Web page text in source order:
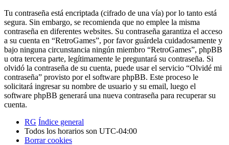
Tu contraseña está encriptada (cifrado de una vía) por lo tanto está
segura. Sin embargo, se recomienda que no emplee la misma
contraseña en diferentes websites. Su contraseña garantiza el acceso
a su cuenta en “RetroGames”, por favor guárdela cuidadosamente y
bajo ninguna circunstancia ningún miembro “RetroGames”, phpBB
u otra tercera parte, legítimamente le preguntará su contraseña. Si
olvidó la contraseña de su cuenta, puede usar el servicio “Olvidé mi
contraseña” provisto por el software phpBB. Este proceso le
solicitará ingresar su nombre de usuario y su email, luego el
software phpBB generará una nueva contraseña para recuperar su
cuenta.
RG Índice general
Todos los horarios son UTC-04:00
Borrar cookies